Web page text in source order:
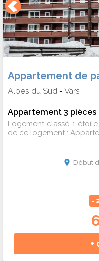
Appartement de
Alpes du Sud - Vars
Appartement 3
Logement classé 1
de ce logement :
Début
-
+